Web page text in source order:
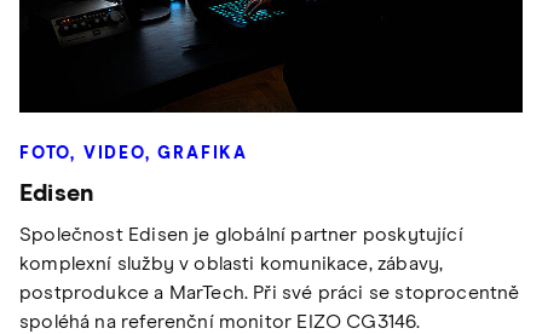
FOTO, VIDEO, GRAFIKA
Edisen
Společnost Edisen je globální partner poskytující
komplexní služby v oblasti komunikace, zábavy,
postprodukce a MarTech. Při své práci se stoprocentně
spoléhá na referenční monitor EIZO CG3146.